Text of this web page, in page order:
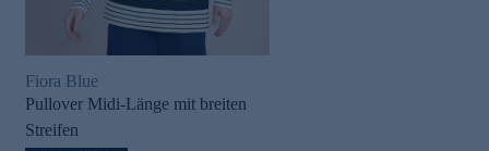
Fiora Blue
Pullover Midi-Länge mit breiten
Streifen